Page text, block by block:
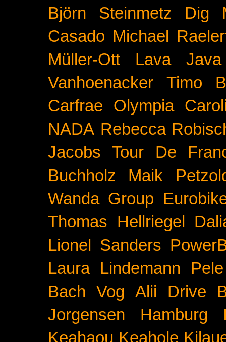
Björn Steinmetz
Dig
Casado Michael
Müller-Ott
Lava Java
Vanhoenacker
Timo
Carfrae
Olympia
NADA Rebecca
Jacobs
Tour De
Buchholz
Maik
Wanda Group
Thomas Hellriegel
Lionel Sanders
Laura Lindemann
Pele
Bach Vog Alii Drive
Jorgensen
Hamburg
Keahaou Keahole